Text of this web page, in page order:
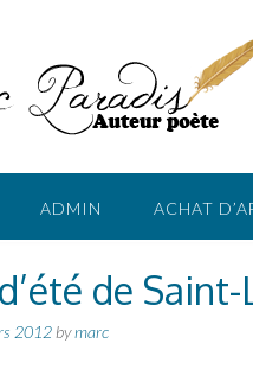
ADMIN ACHAT
de
2012 bymarc